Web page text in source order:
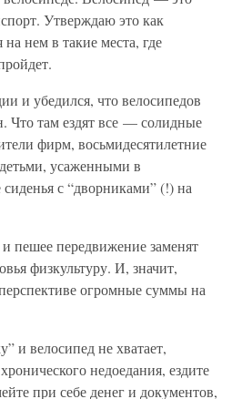
Утверждаю это как
нем в такие места, где
и убедился, что велосипедов
Что там ездят все — солидные
фирм, восьмидесятилетние
усаженными в
с “дворниками” (!) на
пешее передвижение заменят
физкультуру. И, значит,
огромные суммы на
и велосипед не хватает,
недоедания, ездите
при себе денег и документов,